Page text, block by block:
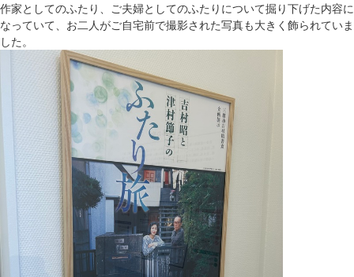
作家としてのふたり、ご夫婦としてのふたりについて掘り下げた内容に
なっていて、お二人がご自宅前で撮影された写真も大きく飾られていま
した。